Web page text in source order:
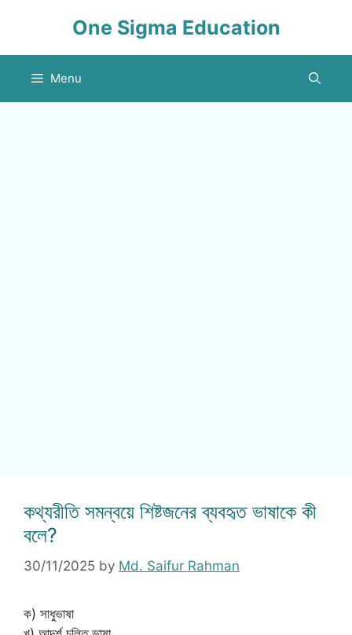
One Sigma Education
Menu
কথ্যরীতি সমন্বয়ে শিষ্টজনের ব্যবহৃত ভাষাকে কী
বলে?
30/11/2025 by Md. Saifur Rahman
ক) সাধুভাষা